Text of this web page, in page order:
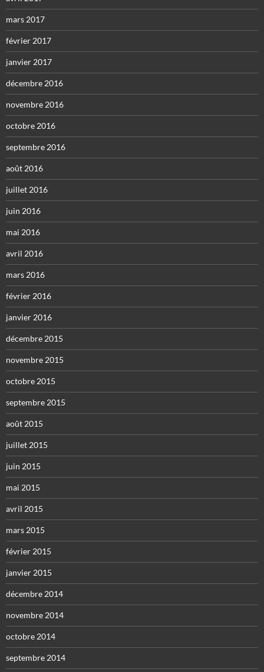
mars 2017
février 2017
janvier 2017
décembre 2016
novembre 2016
octobre 2016
septembre 2016
août 2016
juillet 2016
juin 2016
mai 2016
avril 2016
mars 2016
février 2016
janvier 2016
décembre 2015
novembre 2015
octobre 2015
septembre 2015
août 2015
juillet 2015
juin 2015
mai 2015
avril 2015
mars 2015
février 2015
janvier 2015
décembre 2014
novembre 2014
octobre 2014
septembre 2014